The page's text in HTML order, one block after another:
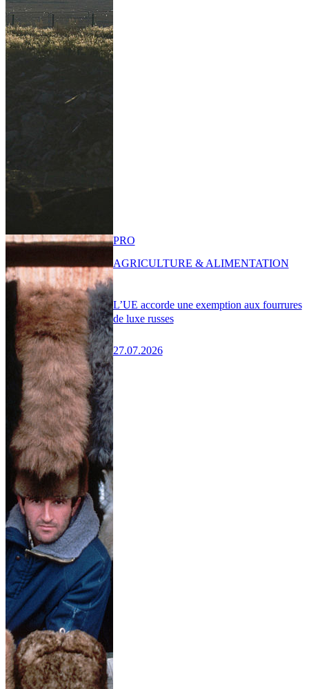
L’UE accorde une exemption aux fourrures
de luxe russes
27.07.2026
PRO
AGRICULTURE & ALIMENTATION